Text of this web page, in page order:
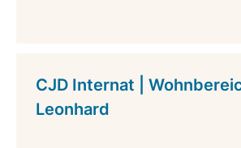
CJD Internat |
Leonhard